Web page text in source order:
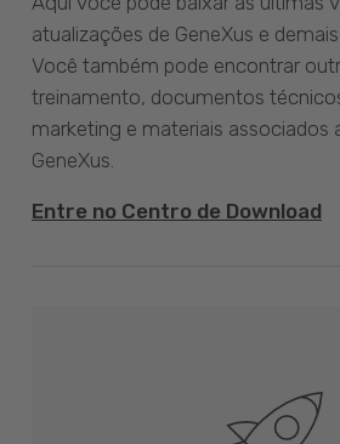
atualizações de GeneXus e
Você também pode encontrar
treinamento, documentos
marketing e materiais associados
GeneXus.
Entre no Centro de Download